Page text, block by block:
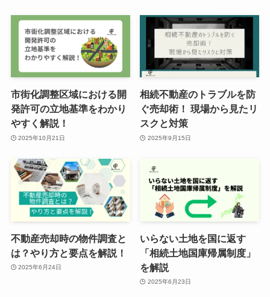
市街化調整区域における開
発許可の立地基準をわかり
やすく解説！
2025年10月21日
相続不動産のトラブルを防
ぐ売却術！ 現場から見たリ
スクと対策
2025年9月15日
不動産売却時の物件調査と
は？やり方と要点を解説！
2025年6月24日
いらない土地を国に返す
「相続土地国庫帰属制度」
を解説
2025年6月23日